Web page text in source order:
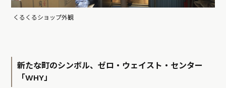
くるくるショップ外観
新たな町のシンボル、ゼロ・ウェイスト・センター
「WHY」